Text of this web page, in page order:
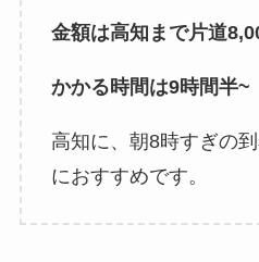
金額は高知まで片道
かかる時間は9時間半~
高知に、朝8時すぎの
におすすめです。